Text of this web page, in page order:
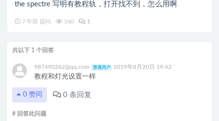
the spectre 写明有教程轨，打开找不到，怎么用啊
7 年前 提问 360 1
共以下 1 个回答
987490262@qq.com 普通用户 2019年8月20日 19:42
教程和灯光设置一样
0 赞同 0 条回复
# 回答此问题